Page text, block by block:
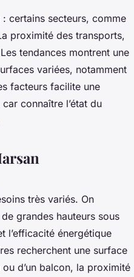
certains secteurs, comme
proximité des transports,
tendances montrent une
variées, notamment
facteurs facilite une
connaître l’état du
très variés. On
grandes hauteurs sous
l’efficacité énergétique
recherchent une surface
d’un balcon, la proximité